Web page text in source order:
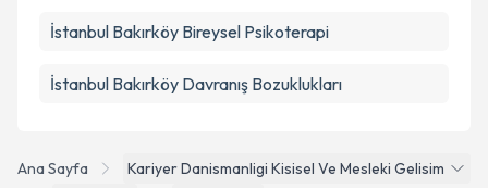
Ana Sayfa
Kariyer Danismanligi Kisisel Ve Mesleki Gelisim
İstanbul Bakırköy Bireysel Psikoterapi
İstanbul Bakırköy Davranış Bozuklukları